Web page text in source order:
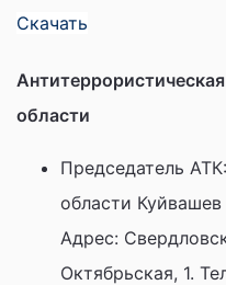
Скачать
области
Председатель
области
Адрес:
Октябрьская, 1.